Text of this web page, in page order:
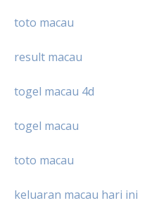
toto macau
result macau
togel macau 4d
togel macau
toto macau
keluaran macau hari ini